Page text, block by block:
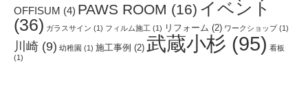
OFFISUM (4) PAWS ROOM (16) イベント
(36) ガラスサイン (1) フィルム施工 (1) リフォーム (2) ワークショップ(1)
川崎 (9) 幼稚園 (1) 施工事例 (2) 武蔵小杉 (95) 看板
(1)